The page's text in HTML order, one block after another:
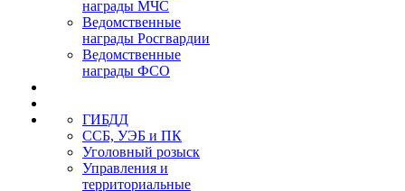
награды МЧС
Ведомственные
награды Росгвардии
Ведомственные
награды ФСО
ГИБДД
ССБ, УЭБ и ПК
Уголовный розыск
Управления и
территориальные